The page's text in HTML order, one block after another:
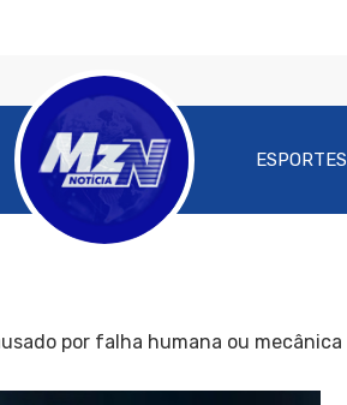
ESPORTES
por falha humana ou mecânica